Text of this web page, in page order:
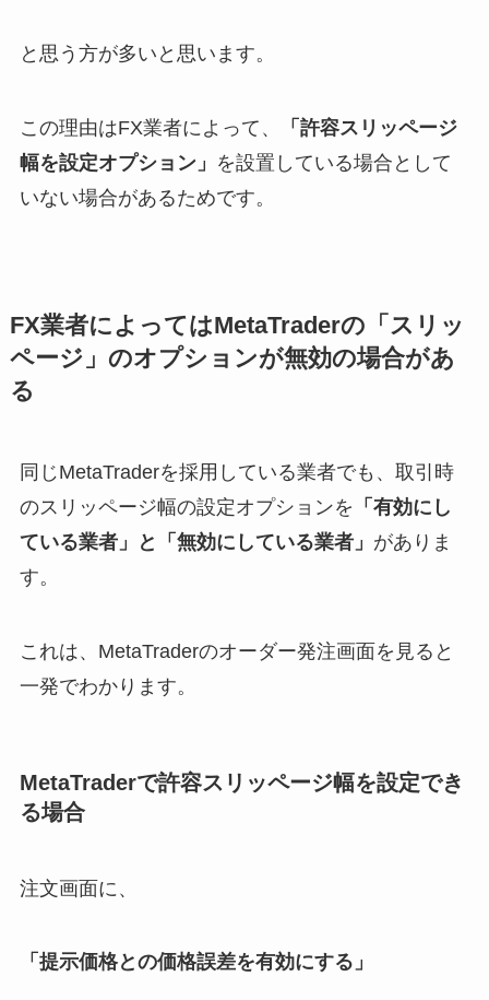
と思う方が多いと思います。
この理由はFX業者によって、
「許容スリッページ
幅を設定オプション」 を設置している場合として
いない場合があるためです。
FX業者によってはMetaTraderの「スリッ
ページ」のオプションが無効の場合があ
る
同じMetaTraderを採用している業者でも、取引時
のスリッページ幅の設定オプションを 「有効にし
ている業者」と「無効にしている業者」 がありま
す。
これは、MetaTraderのオーダー発注画面を見ると
一発でわかります。
MetaTraderで許容スリッページ幅を設定でき
る場合
注文画面に、
「提示価格との価格誤差を有効にする」